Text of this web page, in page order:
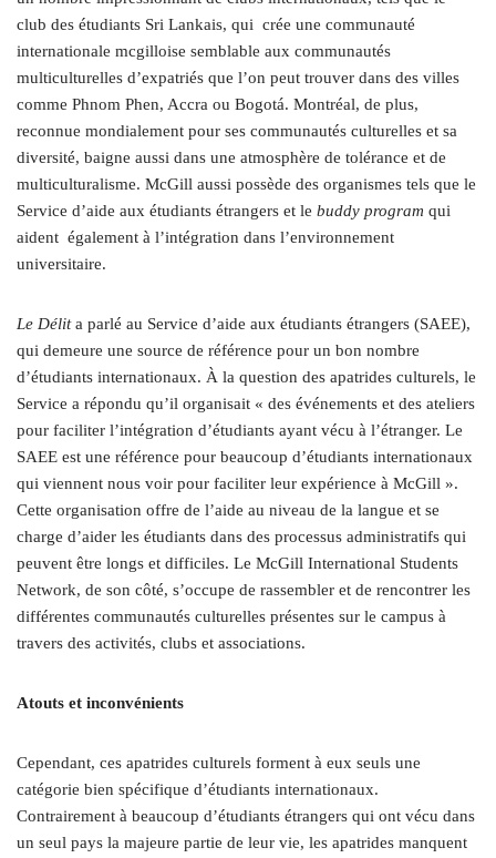
club des étudiants Sri Lankais, qui crée une communauté
internationale mcgilloise semblable aux communautés
multiculturelles d’expatriés que l’on peut trouver dans des villes
comme Phnom Phen, Accra ou Bogotá. Montréal, de plus,
reconnue mondialement pour ses communautés culturelles et sa
diversité, baigne aussi dans une atmosphère de tolérance et de
multiculturalisme. McGill aussi possède des organismes tels que le
Service d’aide aux étudiants étrangers et le buddy program qui
aident également à l’intégration dans l’environnement
universitaire.
Le Délita parlé au Service d’aide aux étudiants étrangers (SAEE),
qui demeure une source de référence pour un bon nombre
d’étudiants internationaux. À la question des apatrides culturels, le
Service a répondu qu’il organisait « des événements et des ateliers
pour faciliter l’intégration d’étudiants ayant vécu à l’étranger. Le
SAEE est une référence pour beaucoup d’étudiants internationaux
qui viennent nous voir pour faciliter leur expérience à McGill ».
Cette organisation offre de l’aide au niveau de la langue et se
charge d’aider les étudiants dans des processus administratifs qui
peuvent être longs et difficiles. Le McGill International Students
Network, de son côté, s’occupe de rassembler et de rencontrer les
différentes communautés culturelles présentes sur le campus à
travers des activités, clubs et associations.
Atouts et inconvénients
Cependant, ces apatrides culturels forment à eux seuls une
catégorie bien spécifique d’étudiants internationaux.
Contrairement à beaucoup d’étudiants étrangers qui ont vécu dans
un seul pays la majeure partie de leur vie, les apatrides manquent